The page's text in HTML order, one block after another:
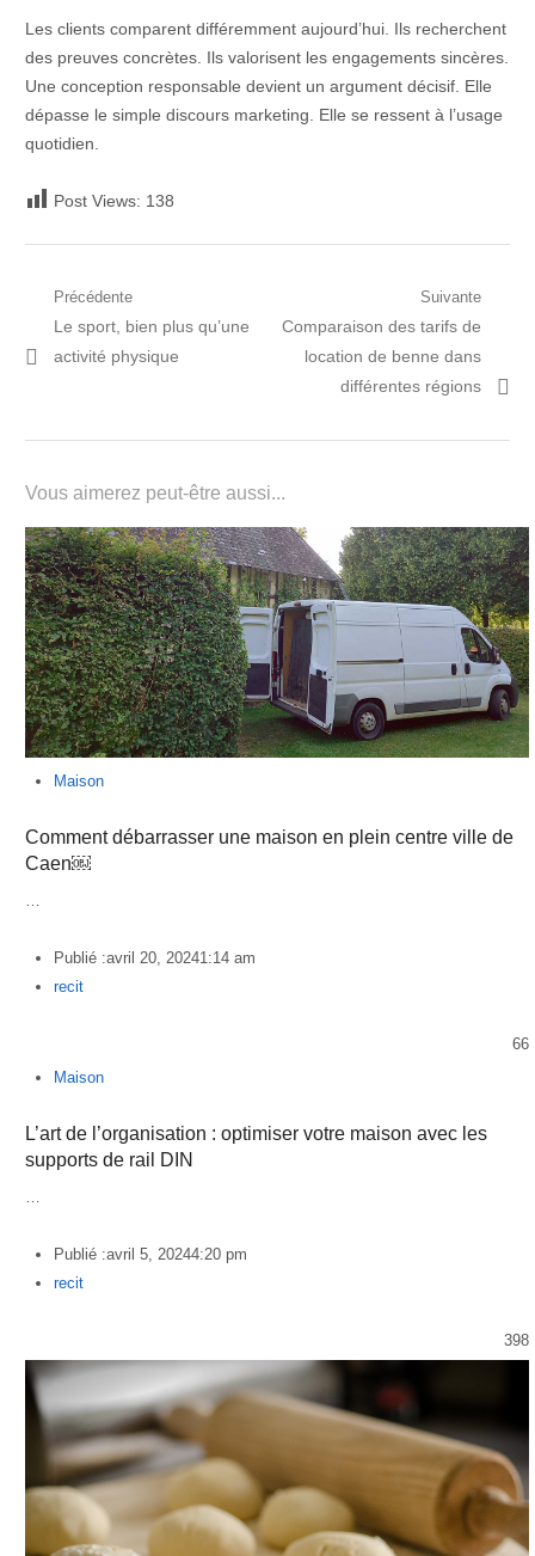
Les clients comparent différemment aujourd’hui. Ils recherchent
des preuves concrètes. Ils valorisent les engagements sincères.
Une conception responsable devient un argument décisif. Elle
dépasse le simple discours marketing. Elle se ressent à l’usage
quotidien.
Post Views: 138
Navigation
de
Précédente
Post
précédent:
Le sport, bien plus qu’une
activité physique
Suivante
Prochain
article:
Comparaison des tarifs de
location de benne dans
différentes régions
Vous aimerez peut-être aussi...
Maison
Comment débarrasser une maison en plein centre ville de
Caen￼
Publié :avril 20, 20241:14 am
Author
recit
66
Maison
L’art de l’organisation : optimiser votre maison avec les
supports de rail DIN
Publié :avril 5, 20244:20 pm
Author
recit
398